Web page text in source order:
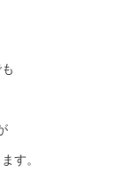
す。